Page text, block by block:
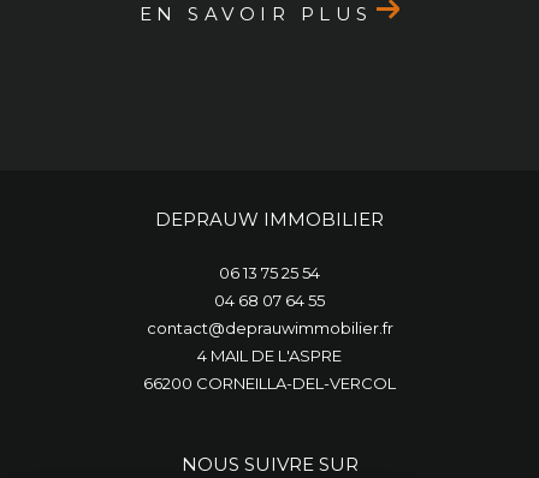
EN SAVOIR PLUS
DEPRAUW IMMOBILIER
06 13 75 25 54
04 68 07 64 55
contact@deprauwimmobilier.fr
4 MAIL DE L'ASPRE
66200
CORNEILLA-DEL-VERCOL
NOUS SUIVRE SUR